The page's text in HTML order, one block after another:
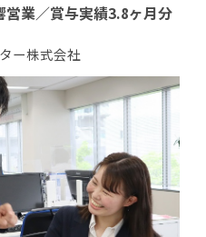
営業／賞与実績3.8ヶ月分
ー株式会社